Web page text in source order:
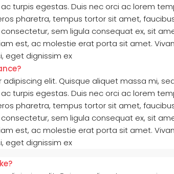
turpis egestas. Duis nec orci ac lorem
pharetra, tempus tortor sit amet,
sem ligula consequat ex, sit
est, ac molestie erat porta sit amet.
eget dignissim ex
elit. Quisque aliquet massa mi,
turpis egestas. Duis nec orci ac lorem
pharetra, tempus tortor sit amet,
sem ligula consequat ex, sit
est, ac molestie erat porta sit amet.
eget dignissim ex